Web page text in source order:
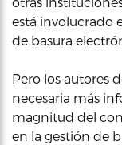
está involucrado
de basura
Pero los autores
necesaria más
magnitud del
en la gestión de